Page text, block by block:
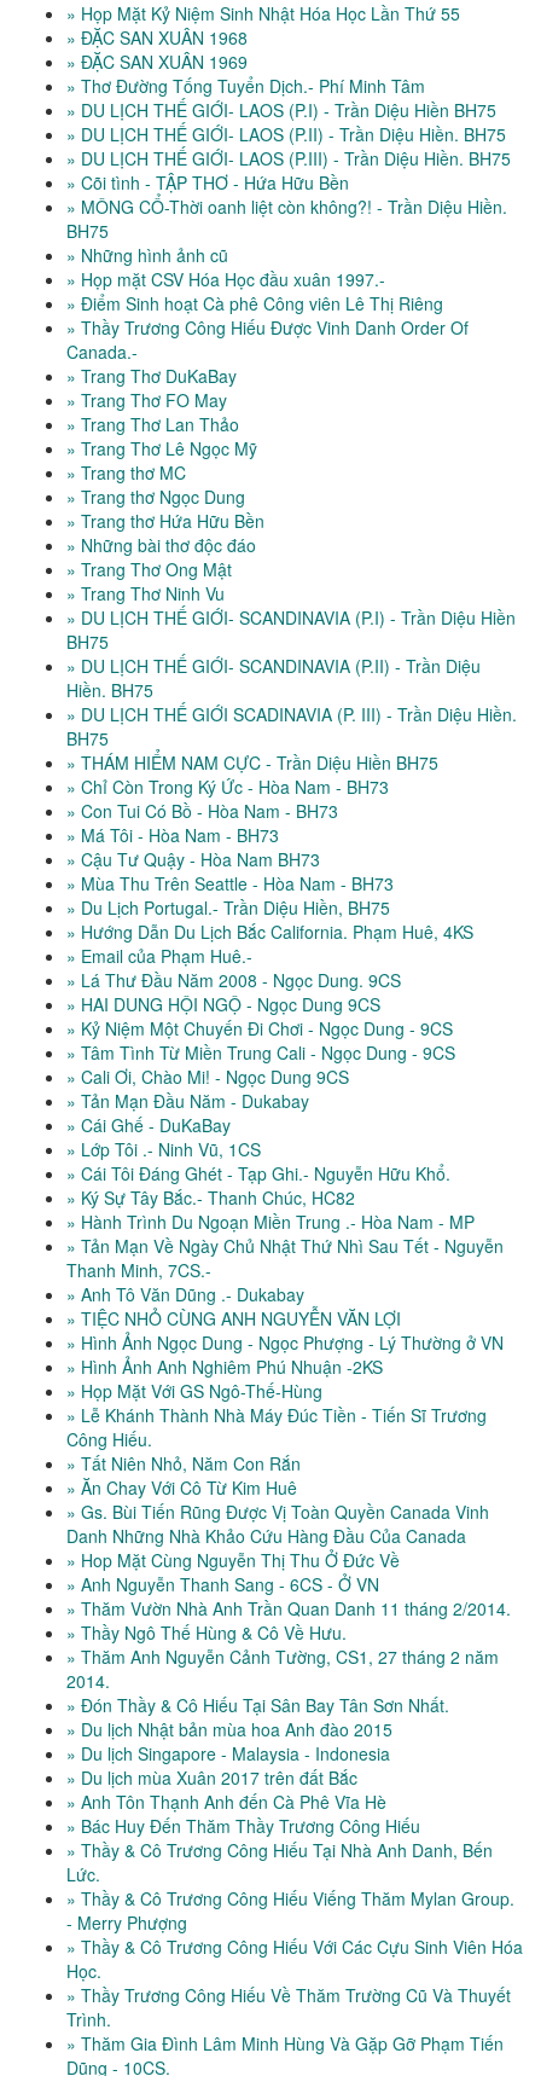
» Họp Mặt Kỷ Niệm Sinh Nhật Hóa Học Lần Thứ 55
» ĐẶC SAN XUÂN 1968
» ĐẶC SAN XUÂN 1969
» Thơ Đường Tống Tuyển Dịch.- Phí Minh Tâm
» DU LỊCH THẾ GIỚI- LAOS (P.I) - Trần Diệu Hiền BH75
» DU LỊCH THẾ GIỚI- LAOS (P.II) - Trần Diệu Hiền. BH75
» DU LỊCH THẾ GIỚI- LAOS (P.III) - Trần Diệu Hiền. BH75
» Cõi tình - TẬP THƠ - Hứa Hữu Bền
» MÔNG CỔ-Thời oanh liệt còn không?! - Trần Diệu Hiền.
BH75
» Những hình ảnh cũ
» Họp mặt CSV Hóa Học đầu xuân 1997.-
» Điểm Sinh hoạt Cà phê Công viên Lê Thị Riêng
» Thầy Trương Công Hiếu Được Vinh Danh Order Of
Canada.-
» Trang Thơ DuKaBay
» Trang Thơ FO May
» Trang Thơ Lan Thảo
» Trang Thơ Lê Ngọc Mỹ
» Trang thơ MC
» Trang thơ Ngọc Dung
» Trang thơ Hứa Hữu Bền
» Những bài thơ độc đáo
» Trang Thơ Ong Mật
» Trang Thơ Ninh Vu
» DU LỊCH THẾ GIỚI- SCANDINAVIA (P.I) - Trần Diệu Hiền
BH75
» DU LỊCH THẾ GIỚI- SCANDINAVIA (P.II) - Trần Diệu
Hiền. BH75
» DU LỊCH THẾ GIỚI SCADINAVIA (P. III) - Trần Diệu Hiền.
BH75
» THÁM HIỂM NAM CỰC - Trần Diệu Hiền BH75
» Chỉ Còn Trong Ký Ức - Hòa Nam - BH73
» Con Tui Có Bồ - Hòa Nam - BH73
» Má Tôi - Hòa Nam - BH73
» Cậu Tư Quậy - Hòa Nam BH73
» Mùa Thu Trên Seattle - Hòa Nam - BH73
» Du Lịch Portugal.- Trần Diệu Hiền, BH75
» Hướng Dẫn Du Lịch Bắc California. Phạm Huê, 4KS
» Email của Phạm Huê.-
» Lá Thư Đầu Năm 2008 - Ngọc Dung. 9CS
» HAI DUNG HỘI NGỘ - Ngọc Dung 9CS
» Kỷ Niệm Một Chuyến Đi Chơi - Ngọc Dung - 9CS
» Tâm Tình Từ Miền Trung Cali - Ngọc Dung - 9CS
» Cali Ơi, Chào Mi! - Ngọc Dung 9CS
» Tản Mạn Đầu Năm - Dukabay
» Cái Ghế - DuKaBay
» Lớp Tôi .- Ninh Vũ, 1CS
» Cái Tôi Đáng Ghét - Tạp Ghi.- Nguyễn Hữu Khổ.
» Ký Sự Tây Bắc.- Thanh Chúc, HC82
» Hành Trình Du Ngoạn Miền Trung .- Hòa Nam - MP
» Tản Mạn Về Ngày Chủ Nhật Thứ Nhì Sau Tết - Nguyễn
Thanh Minh, 7CS.-
» Anh Tô Văn Dũng .- Dukabay
» TIỆC NHỎ CÙNG ANH NGUYỄN VĂN LỢI
» Hình Ảnh Ngọc Dung - Ngọc Phượng - Lý Thường ở VN
» Hình Ảnh Anh Nghiêm Phú Nhuận -2KS
» Họp Mặt Với GS Ngô-Thế-Hùng
» Lễ Khánh Thành Nhà Máy Đúc Tiền - Tiến Sĩ Trương
Công Hiếu.
» Tất Niên Nhỏ, Năm Con Rắn
» Ăn Chay Với Cô Từ Kim Huê
» Gs. Bùi Tiến Rũng Được Vị Toàn Quyền Canada Vinh
Danh Những Nhà Khảo Cứu Hàng Đầu Của Canada
» Hop Mặt Cùng Nguyễn Thị Thu Ở Đức Về
» Anh Nguyễn Thanh Sang - 6CS - Ở VN
» Thăm Vườn Nhà Anh Trần Quan Danh 11 tháng 2/2014.
» Thầy Ngô Thế Hùng & Cô Về Hưu.
» Thăm Anh Nguyễn Cảnh Tường, CS1, 27 tháng 2 năm
2014.
» Đón Thầy & Cô Hiếu Tại Sân Bay Tân Sơn Nhất.
» Du lịch Nhật bản mùa hoa Anh đào 2015
» Du lịch Singapore - Malaysia - Indonesia
» Du lịch mùa Xuân 2017 trên đất Bắc
» Anh Tôn Thạnh Anh đến Cà Phê Vĩa Hè
» Bác Huy Đến Thăm Thầy Trương Công Hiếu
» Thầy & Cô Trương Công Hiếu Tại Nhà Anh Danh, Bến
Lức.
» Thầy & Cô Trương Công Hiếu Viếng Thăm Mylan Group.
- Merry Phượng
» Thầy & Cô Trương Công Hiếu Với Các Cựu Sinh Viên Hóa
Học.
» Thầy Trương Công Hiếu Về Thăm Trường Cũ Và Thuyết
Trình.
» Thăm Gia Đình Lâm Minh Hùng Và Gặp Gỡ Phạm Tiến
Dũng - 10CS.